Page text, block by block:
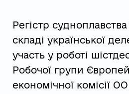
Регістр
складі української
участь у роботі
Робочої групи
економічної комісії